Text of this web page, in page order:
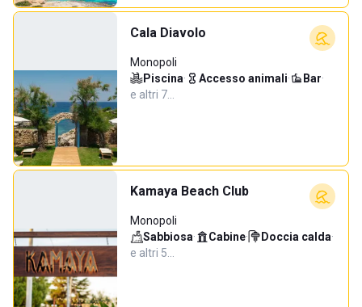
Cala Diavolo
Monopoli
Piscina· Accesso animali· Bar·
e altri 7…
Kamaya Beach Club
Monopoli
Sabbiosa· Cabine· Doccia calda·
e altri 5…